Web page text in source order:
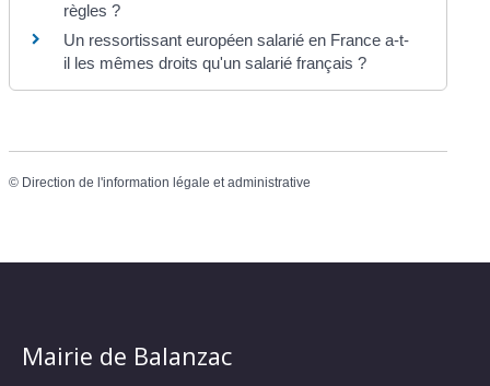
règles ?
Un ressortissant européen salarié en France a-t-
il les mêmes droits qu'un salarié français ?
© Direction de l'information légale et administrative
Mairie de Balanzac